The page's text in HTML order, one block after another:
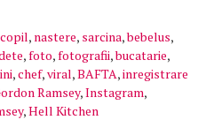
copil, nastere, sarcina,bebelus,
,foto,fotografii,bucatarie,
,chef,viral,BAFTA,inregistrare
Ramsey,Instagram,
,Hell Kitchen